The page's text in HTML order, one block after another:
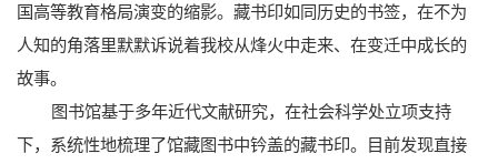
国高等教育格局演变的缩影。藏书印如同历史的书签，在不为
人知的角落里默默诉说着我校从烽火中走来、在变迁中成长的
故事。
图书馆基于多年近代文献研究，在社会科学处立项支持
下，系统性地梳理了馆藏图书中钤盖的藏书印。目前发现直接